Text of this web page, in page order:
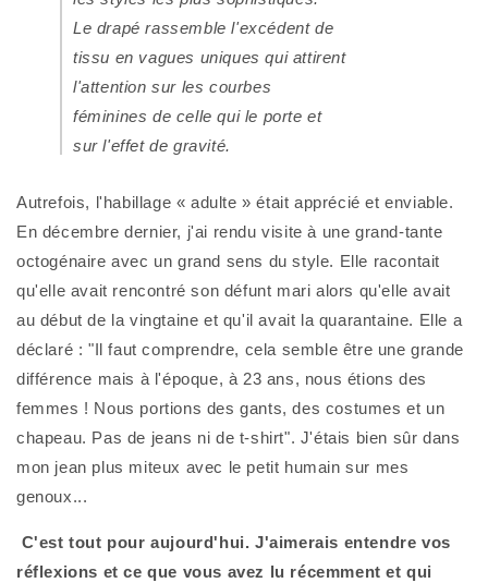
Le drapé rassemble l'excédent de
tissu en vagues uniques qui attirent
l'attention sur les courbes
féminines de celle qui le porte et
sur l'effet de gravité.
Autrefois, l'habillage « adulte » était apprécié et enviable.
En décembre dernier, j'ai rendu visite à une grand-tante
octogénaire avec un grand sens du style. Elle racontait
qu'elle avait rencontré son défunt mari alors qu'elle avait
au début de la vingtaine et qu'il avait la quarantaine. Elle a
déclaré : "Il faut comprendre, cela semble être une grande
différence mais à l'époque, à 23 ans, nous étions des
femmes ! Nous portions des gants, des costumes et un
chapeau. Pas de jeans ni de t-shirt". J'étais bien sûr dans
mon jean plus miteux avec le petit humain sur mes
genoux...
C'est tout pour aujourd'hui. J'aimerais entendre vos
réflexions et ce que vous avez lu récemment et qui